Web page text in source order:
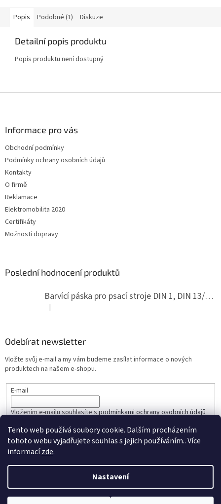
Tento web používá soubory cookie. Dalším procházením
tohoto webu vyjadřujete souhlas s jejich používáním.. Více
informacízde.
Nastavení
Popis Podobné (1) Diskuze
Detailní popis produktu
Popis produktu není dostupný
Informace pro vás
Obchodní podmínky
Podmínky ochrany osobních údajů
Kontakty
O firmě
Reklamace
Elektromobilita 2020
Certifikáty
Možnosti dopravy
Poslední hodnocení produktů
Barvící páska pro psací stroje DIN 1, DIN 13/10, LAND, PA červenočerná
Hodnocení produktu je 5 z 5 hvězdiček.
|
Odebírat newsletter
Vložte svůj e-mail a my vám budeme zasílat informace o nových
produktech na našem e-shopu.
E-mail
Vložením e-mailu souhlasíte spodmínkami ochrany osobních údajů
PŘIHLÁSIT SE
Vytvořil Shoptet